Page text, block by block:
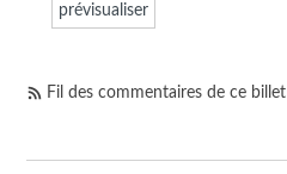
Fil des commentaires de ce billet